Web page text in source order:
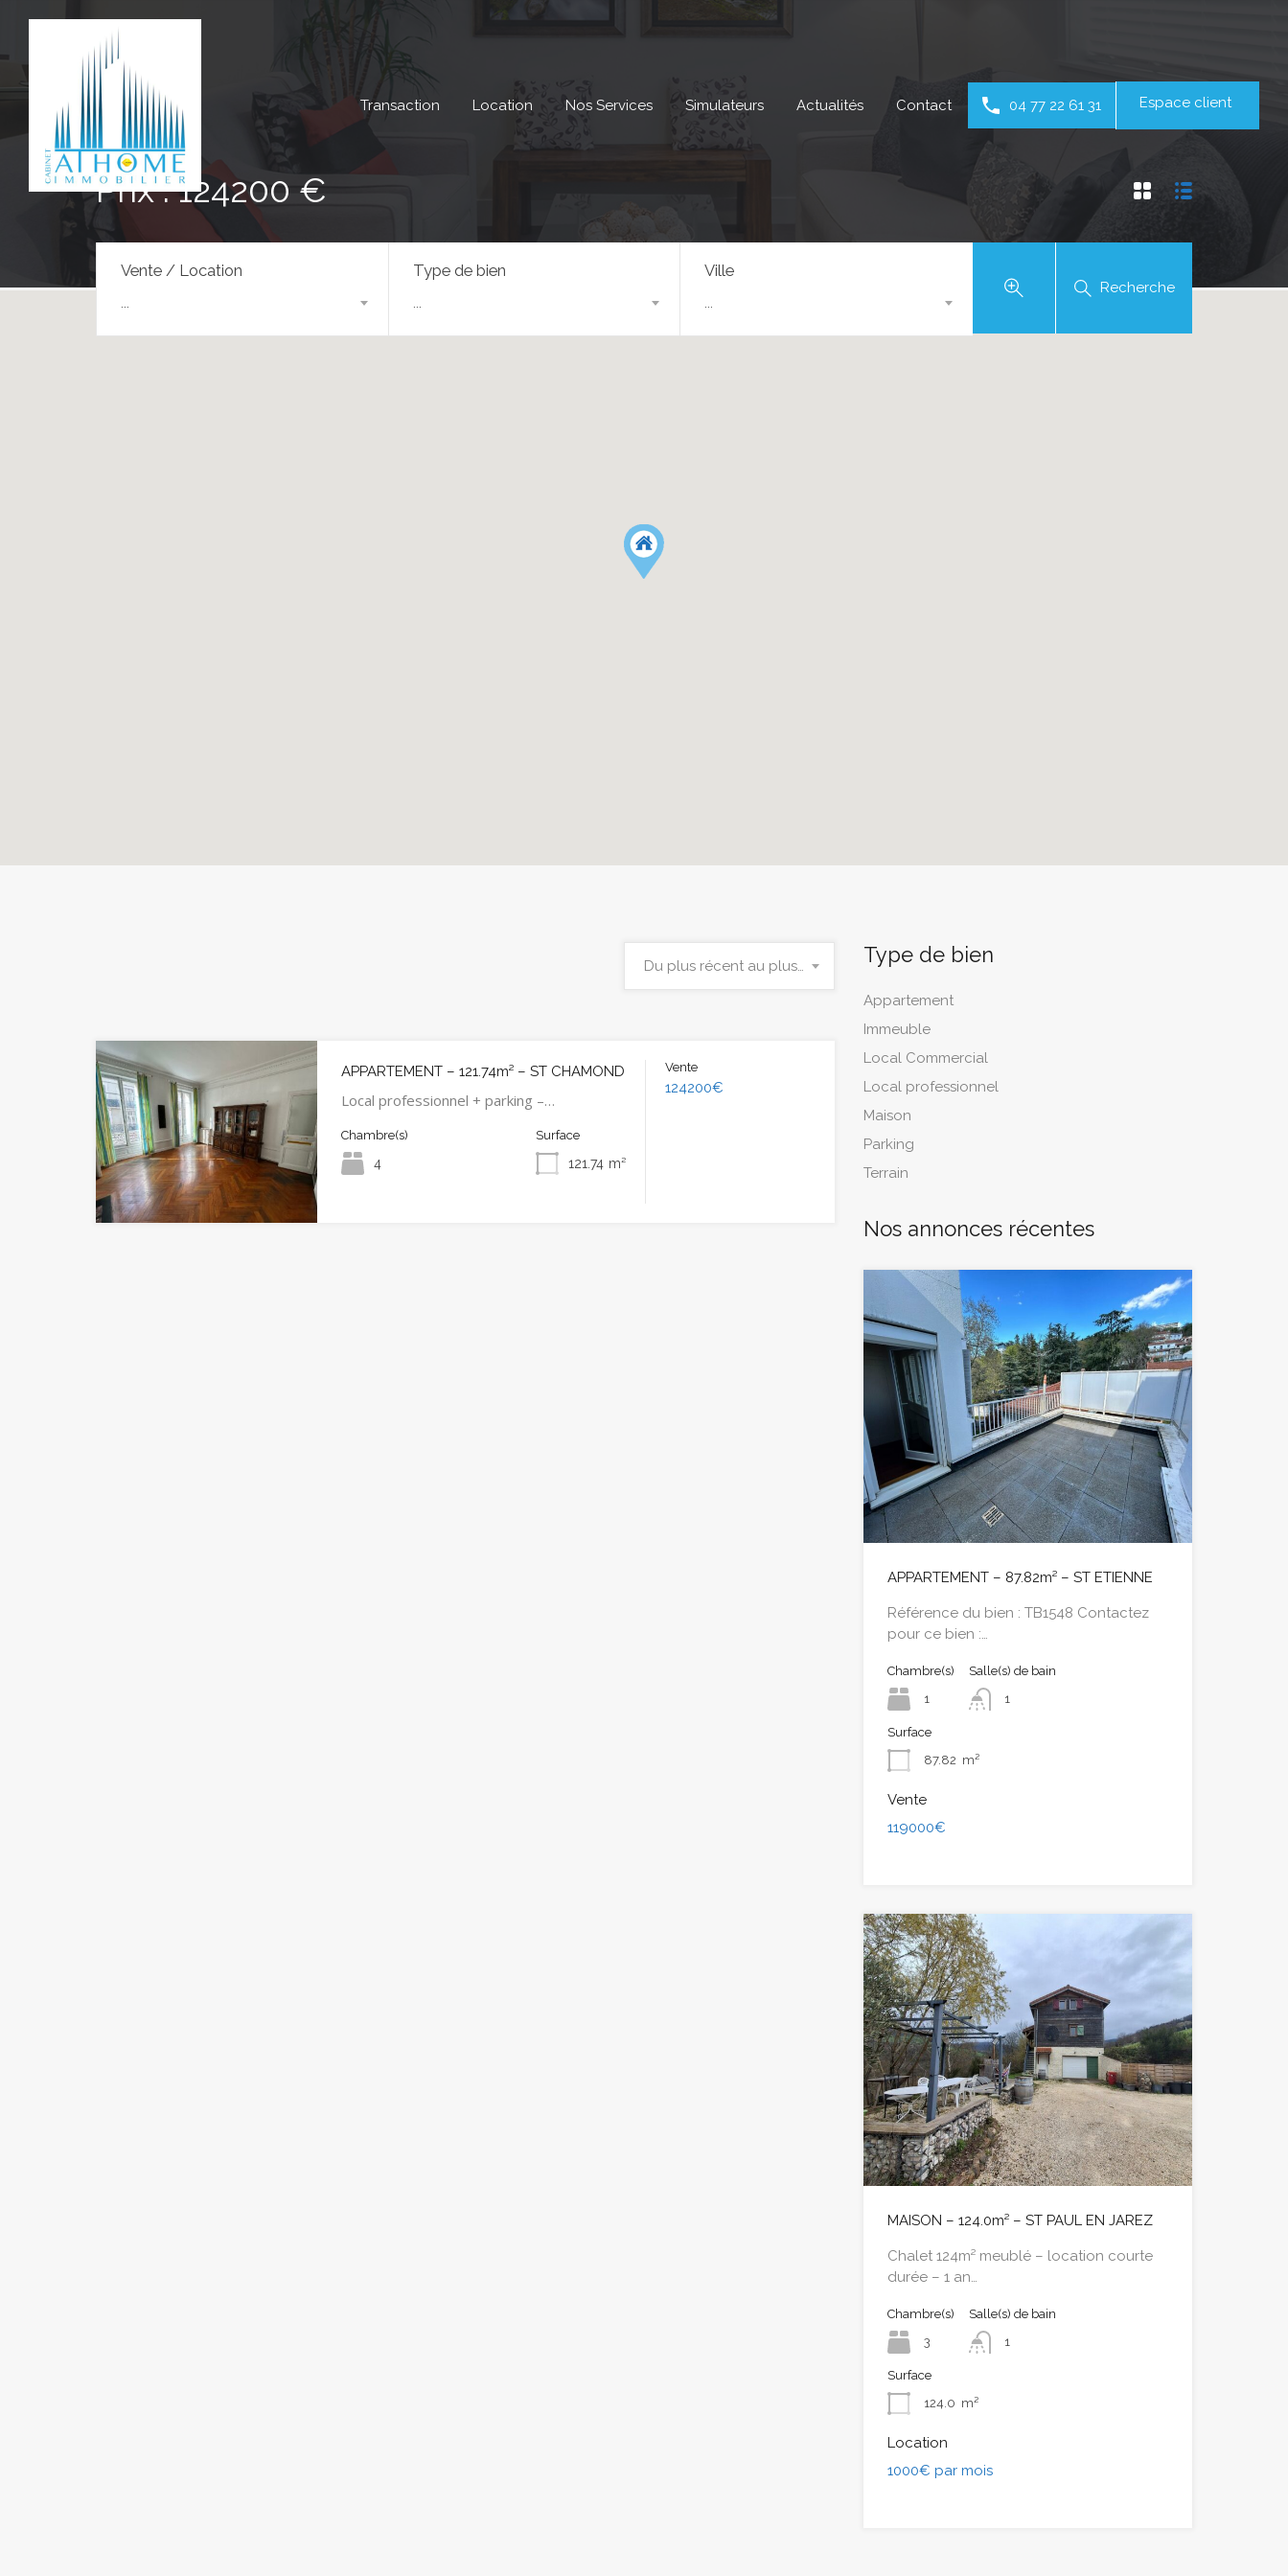
Transaction Location Nos Services Simulateurs Actualités Contact 04 77 22 61 31 Espace client
Prix : 124200 €
Vente / Location Type de bien Ville
Recherche
Du plus récent au plus ancien
APPARTEMENT – 121.74m² – ST CHAMOND
Local professionnel + parking –…
Chambre(s)
4
Surface
121.74 m²
Vente
124200€
Type de bien
Appartement
Immeuble
Local Commercial
Local professionnel
Maison
Parking
Terrain
Nos annonces récentes
APPARTEMENT – 87.82m² – ST ETIENNE
Référence du bien : TB1548 Contactez
pour ce bien :…
Chambre(s)
1
Salle(s) de bain
1
Surface
87.82 m²
Vente
119000€
MAISON – 124.0m² – ST PAUL EN JAREZ
Chalet 124m² meublé – location courte
durée – 1 an…
Chambre(s)
3
Salle(s) de bain
1
Surface
124.0 m²
Location
1000€ par mois